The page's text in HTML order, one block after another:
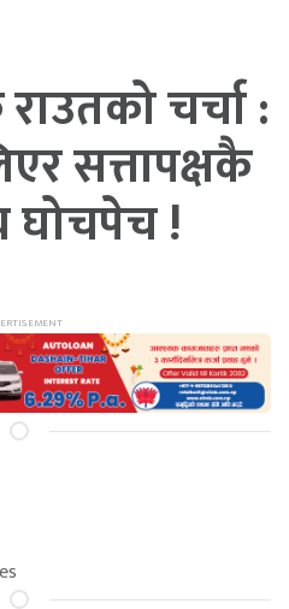
चर्चा :
सत्तापक्षकै
घोचपेच !